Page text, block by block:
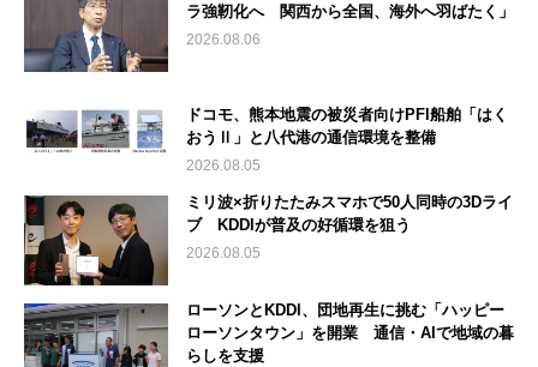
ラ強靭化へ 関西から全国、海外へ羽ばたく」
2026.08.06
ドコモ、熊本地震の被災者向けPFI船舶「はく
おうⅡ」と八代港の通信環境を整備
2026.08.05
ミリ波×折りたたみスマホで50人同時の3Dライ
ブ KDDIが普及の好循環を狙う
2026.08.05
ローソンとKDDI、団地再生に挑む「ハッピー
ローソンタウン」を開業 通信・AIで地域の暮
らしを支援